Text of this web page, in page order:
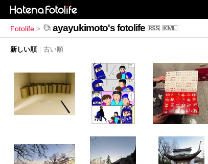
Fotolife > ayayukimoto's fotolife
新しい順 古い順